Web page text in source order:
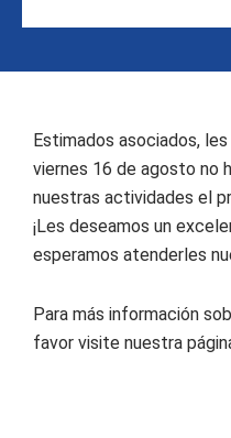
Estimados asociados,
viernes 16 de agosto no
nuestras actividades el
¡Les deseamos un
esperamos atenderles
Para más información
favor visite nuestra